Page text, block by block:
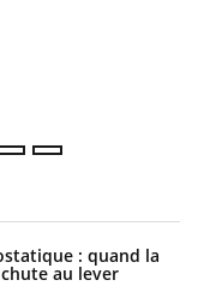
: quand la
au lever